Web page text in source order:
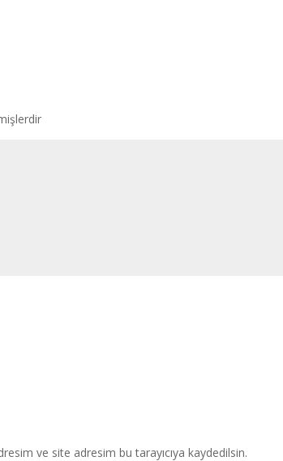
ve site adresim bu tarayıcıya kaydedilsin.